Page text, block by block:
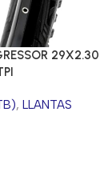
29X2.30
, LLANTAS